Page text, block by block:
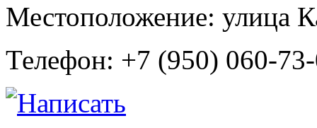
Местоположение: улица
Телефон: +7 (950) 060-